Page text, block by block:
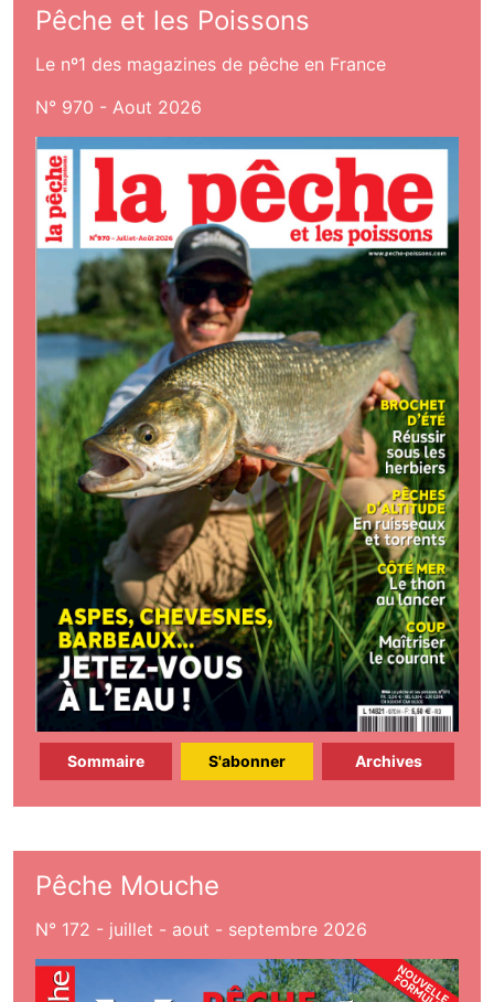
Pêche et les Poissons
Le nº1 des magazines de pêche en France
N° 970 - Aout 2026
Sommaire S'abonner Archives
Pêche Mouche
N° 172 - juillet - aout - septembre 2026